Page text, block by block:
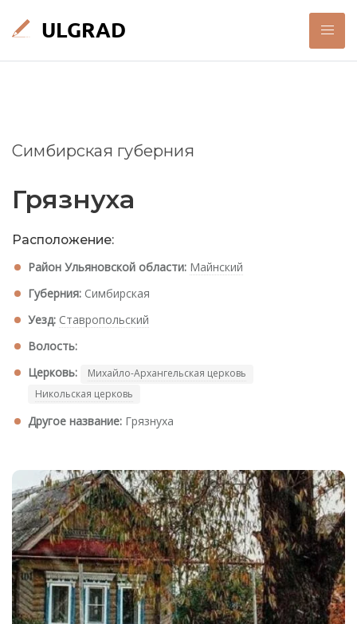
Симбирская губерния
Грязнуха
Расположение:
Район Ульяновской области: Майнский
Губерния: Симбирская
Уезд: Ставропольский
Волость:
Церковь:
Михайло-Архангельская церковь
Никольская церковь
Другое название: Грязнуха